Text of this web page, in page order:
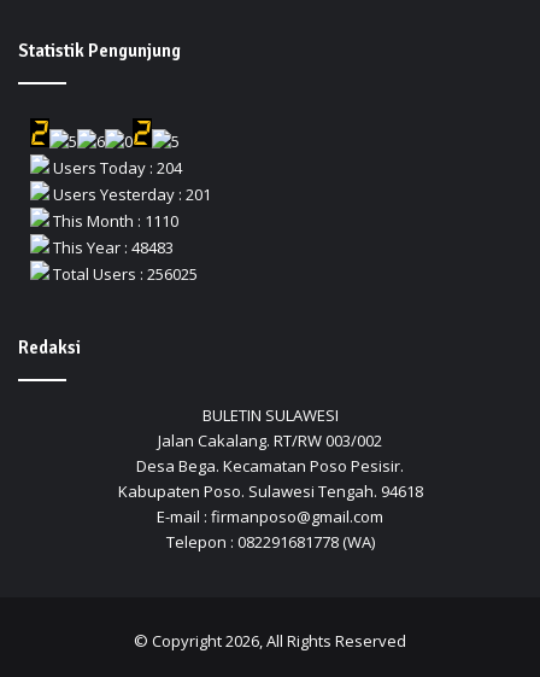
Statistik Pengunjung
Users Today : 204
Users Yesterday : 201
This Month : 1110
This Year : 48483
Total Users : 256025
Redaksi
BULETIN SULAWESI
Jalan Cakalang. RT/RW 003/002
Desa Bega. Kecamatan Poso Pesisir.
Kabupaten Poso. Sulawesi Tengah. 94618
E-mail : firmanposo@gmail.com
Telepon : 082291681778 (WA)
© Copyright 2026, All Rights Reserved